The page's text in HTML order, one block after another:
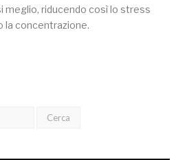
meglio, riducendo così lo stress
la concentrazione.